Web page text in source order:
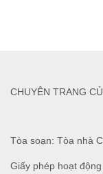
Tòa soạn: Tòa nhà
Giấy phép hoạt
CHUYÊN TRANG